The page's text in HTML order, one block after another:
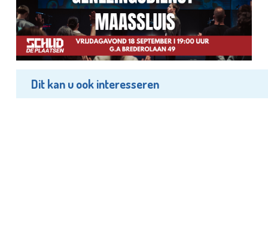
Dit kan u ook interesseren